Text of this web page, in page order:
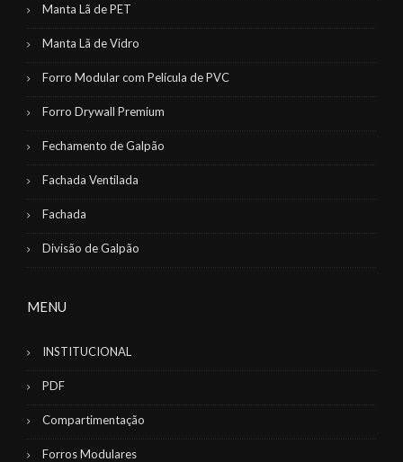
Manta Lã de PET
Manta Lã de Vidro
Forro Modular com Película de PVC
Forro Drywall Premium
Fechamento de Galpão
Fachada Ventilada
Fachada
Divisão de Galpão
MENU
INSTITUCIONAL
PDF
Compartimentação
Forros Modulares